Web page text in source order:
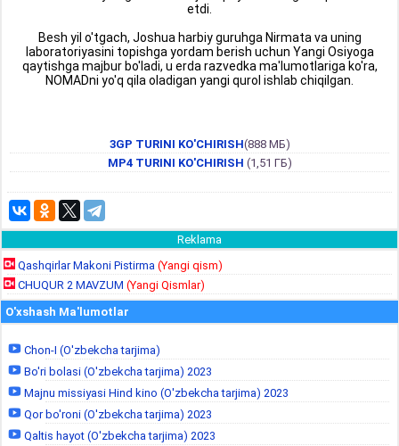
etdi.
Besh yil o'tgach, Joshua harbiy guruhga Nirmata va uning
laboratoriyasini topishga yordam berish uchun Yangi Osiyoga
qaytishga majbur bo'ladi, u erda razvedka ma'lumotlariga ko'ra,
NOMADni yo'q qila oladigan yangi qurol ishlab chiqilgan.
3GP TURINI KO'CHIRISH(888 МБ)
MP4 TURINI KO'CHIRISH (1,51 ГБ)
Reklama
Qashqirlar Makoni Pistirma (Yangi qism)
CHUQUR 2 MAVZUM (Yangi Qismlar)
O'xshash Ma'lumotlar
Chon-I (O'zbekcha tarjima)
Bo'ri bolasi (O'zbekcha tarjima) 2023
Majnu missiyasi Hind kino (O'zbekcha tarjima) 2023
Qor bo'roni (O'zbekcha tarjima) 2023
Qaltis hayot (O'zbekcha tarjima) 2023